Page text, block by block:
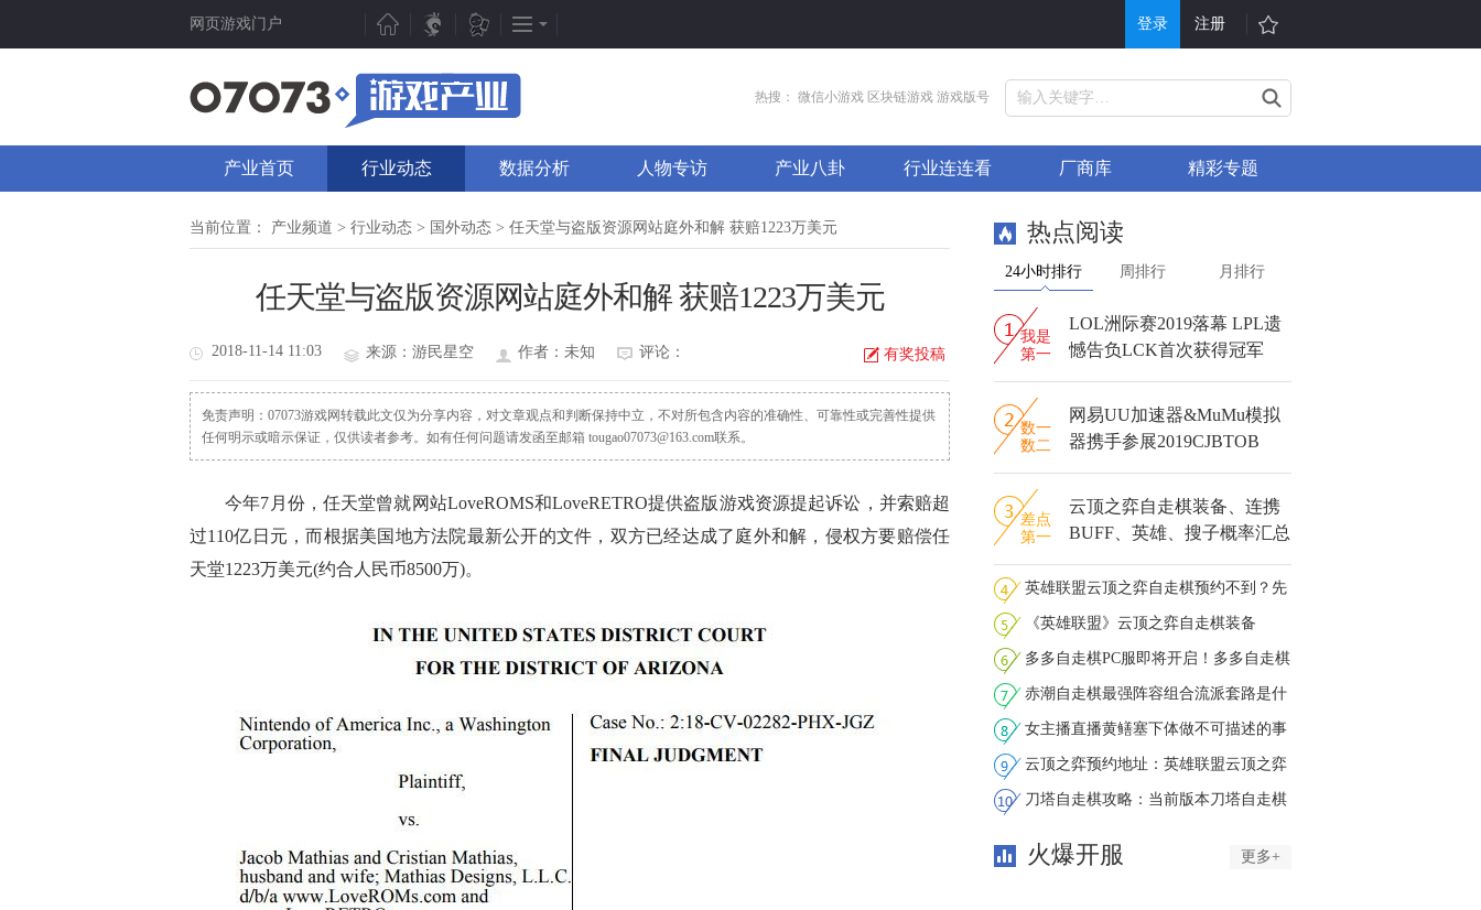
网页游戏门户 登录 注册
新游聚焦
新游点评
新游曝光
新游视频
测试表
产业动态
行业动态
07073视点
数据分析
厂商频道
新闻周刊
新游竞速
发号排行
游戏专题
热门专区
我是皇
太极崛起
龙之女神
荒野行动
找游戏
游戏大全
打折充值
排行榜
开服表
微信小游戏
单机游戏
H5游戏平台
游戏攻略
热搜： 微信小游戏 区块链游戏 游戏版号
产业首页 行业动态 数据分析 人物专访 产业八卦 行业连连看 厂商库 精彩专题
当前位置： 产业频道 > 行业动态 > 国外动态 > 任天堂与盗版资源网站庭外和解 获赔1223万美元
任天堂与盗版资源网站庭外和解 获赔1223万美元
2018-11-14 11:03 来源：游民星空 作者：未知 评论： 有奖投稿
免责声明：07073游戏网转载此文仅为分享内容，对文章观点和判断保持中立，不对所包含内容的准确性、可靠性或完善性提供
任何明示或暗示保证，仅供读者参考。如有任何问题请发函至邮箱 tougao07073@163.com联系。
今年7月份，任天堂曾就网站LoveROMS和LoveRETRO提供盗版游戏资源提起诉讼，并索赔超
过110亿日元，而根据美国地方法院最新公开的文件，双方已经达成了庭外和解，侵权方要赔偿任
天堂1223万美元(约合人民币8500万)。
热点阅读
24小时排行 周排行 月排行
我是
第一
LOL洲际赛2019落幕 LPL遗
憾告负LCK首次获得冠军
数一
数二
网易UU加速器&MuMu模拟
器携手参展2019CJBTOB
差点
第一
云顶之弈自走棋装备、连携
BUFF、英雄、搜子概率汇总
英雄联盟云顶之弈自走棋预约不到？先
上
《英雄联盟》云顶之弈自走棋装备
BUFF英
多多自走棋PC服即将开启！多多自走棋
PC
赤潮自走棋最强阵容组合流派套路是什
么
女主播直播黄鳝塞下体做不可描述的事
情
云顶之弈预约地址：英雄联盟云顶之弈
自
刀塔自走棋攻略：当前版本刀塔自走棋
火爆开服 更多+